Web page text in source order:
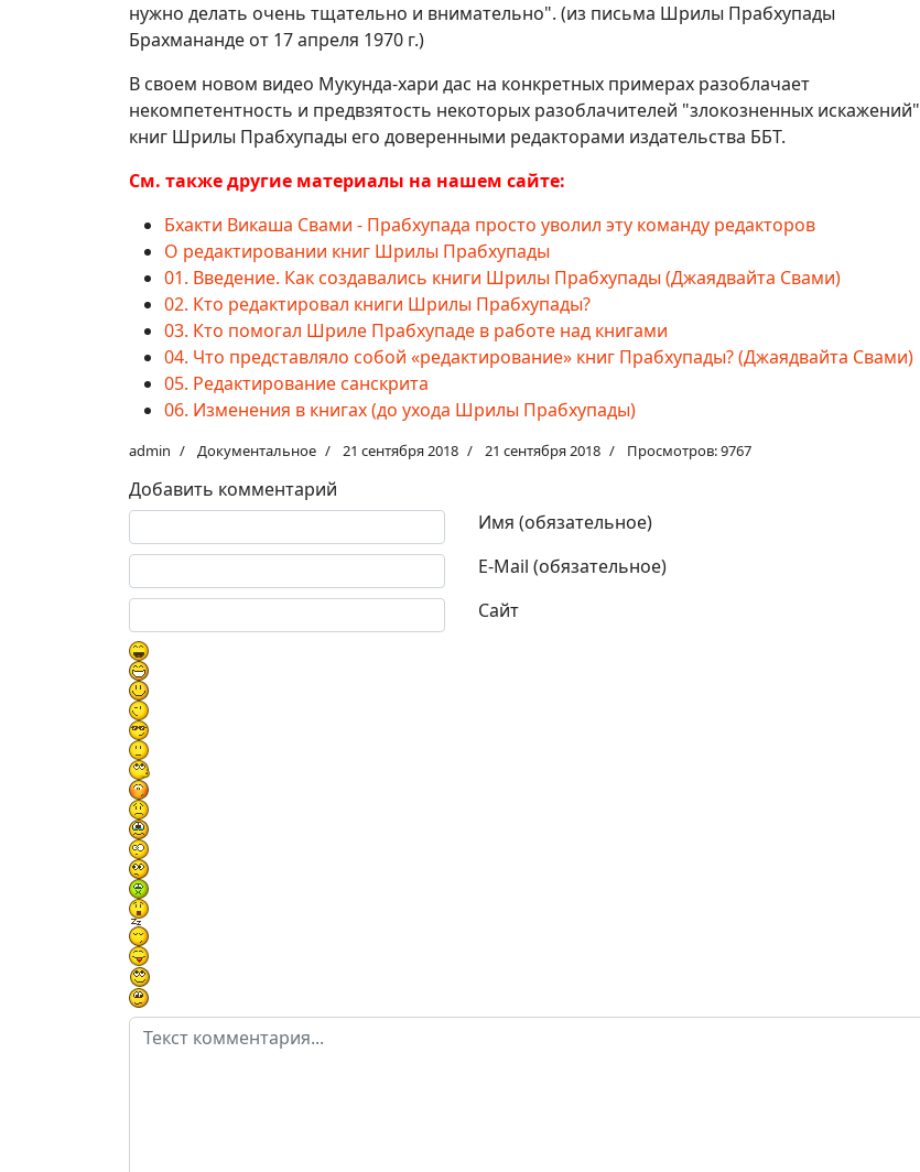
нужно делать очень тщательно и внимательно". (из письма Шрилы Прабхупады
Брахмананде от 17 апреля 1970 г.)
В своем новом видео Мукунда-хари дас на конкретных примерах разоблачает
некомпетентность и предвзятость некоторых разоблачителей "злокозненных искажений"
книг Шрилы Прабхупады его доверенными редакторами издательства ББТ.
См. также другие материалы на нашем сайте:
Бхакти Викаша Свами - Прабхупада просто уволил эту команду редакторов
О редактировании книг Шрилы Прабхупады
01. Введение. Как создавались книги Шрилы Прабхупады (Джаядвайта Свами)
02. Кто редактировал книги Шрилы Прабхупады?
03. Кто помогал Шриле Прабхупаде в работе над книгами
04. Что представляло собой «редактирование» книг Прабхупады? (Джаядвайта Свами)
05. Редактирование санскрита
06. Изменения в книгах (до ухода Шрилы Прабхупады)
admin Документальное 21 сентября 2018 21 сентября 2018 Просмотров: 9767
Добавить комментарий
Имя (обязательное)
E-Mail (обязательное)
Сайт
Текст комментария